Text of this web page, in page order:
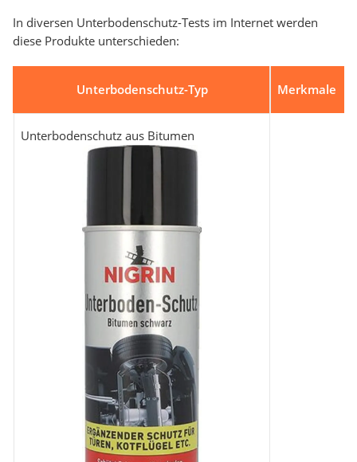
In diversen Unterbodenschutz-Tests im Internet werden
diese Produkte unterschieden:
Unterbodenschutz-Typ Merkmale
Unterbodenschutz aus Bitumen